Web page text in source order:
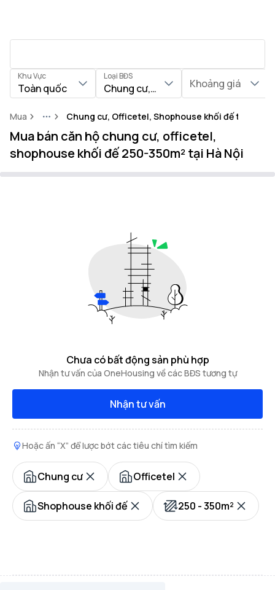
Khu Vực
Toàn quốc
Loại BĐS
Chung cư, Officetel, Shophouse khối
Khoảng giá
Mua MoreChung cư, Officetel, Shophouse khối đế tại
Mua bán căn hộ chung cư, officetel,
shophouse khối đế 250-350m² tại Hà Nội
Chưa có bất động sản phù hợp
Nhận tư vấn của OneHousing về các BĐS tương tự
Nhận tư vấn
Hoặc ấn “X” để lược bớt các tiêu chí tìm kiếm
Chung cư Officetel
Shophouse khối đế 250 - 350m²